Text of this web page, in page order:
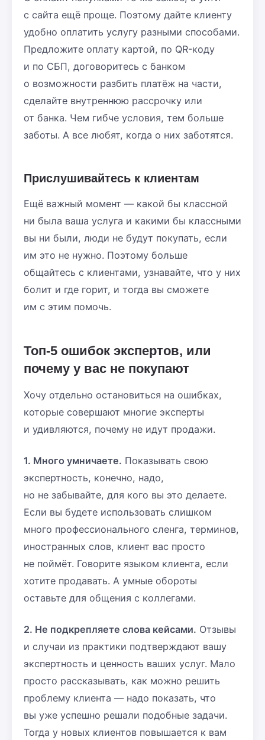
с сайта ещё проще. Поэтому дайте клиенту
удобно оплатить услугу разными способами.
Предложите оплату картой, по QR-коду
и по СБП, договоритесь с банком
о возможности разбить платёж на части,
сделайте внутреннюю рассрочку или
от банка. Чем гибче условия, тем больше
заботы. А все любят, когда о них заботятся.
Прислушивайтесь к клиентам
Ещё важный момент — какой бы классной
ни была ваша услуга и какими бы классными
вы ни были, люди не будут покупать, если
им это не нужно. Поэтому больше
общайтесь с клиентами, узнавайте, что у них
болит и где горит, и тогда вы сможете
им с этим помочь.
Топ-5 ошибок экспертов, или
почему у вас не покупают
Хочу отдельно остановиться на ошибках,
которые совершают многие эксперты
и удивляются, почему не идут продажи.
1. Много умничаете. Показывать свою
экспертность, конечно, надо,
но не забывайте, для кого вы это делаете.
Если вы будете использовать слишком
много профессионального сленга, терминов,
иностранных слов, клиент вас просто
не поймёт. Говорите языком клиента, если
хотите продавать. А умные обороты
оставьте для общения с коллегами.
2. Не подкрепляете слова кейсами. Отзывы
и случаи из практики подтверждают вашу
экспертность и ценность ваших услуг. Мало
просто рассказывать, как можно решить
проблему клиента — надо показать, что
вы уже успешно решали подобные задачи.
Тогда у новых клиентов повышается к вам